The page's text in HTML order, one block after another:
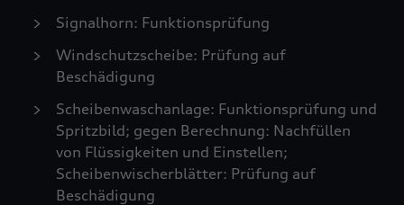
Signalhorn: Funktionsprüfung
Windschutzscheibe: Prüfung auf
Beschädigung
Scheibenwaschanlage: Funktionsprüfung und
Spritzbild; gegen Berechnung: Nachfüllen
von Flüssigkeiten und Einstellen;
Scheibenwischerblätter: Prüfung auf
Beschädigung